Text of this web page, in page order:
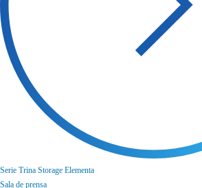
Serie Trina Storage Elementa
Sala de prensa